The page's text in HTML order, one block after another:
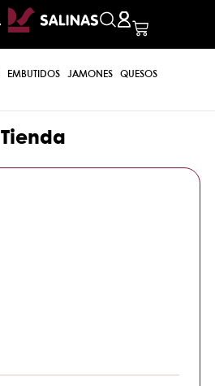
EMBUTIDOS JAMONES QUESOS
Tienda